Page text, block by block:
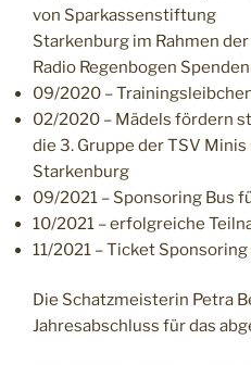
von Sparkassenstiftung
Starkenburg im Rahmen
Radio Regenbogen
09/2020 –
02/2020 – Mädels fördern
die 3. Gruppe der TSV
Starkenburg
09/2021 – Sponsoring Bus
10/2021 – erfolgreiche
11/2021 – Ticket
Die Schatzmeisterin Petra
Jahresabschluss für das